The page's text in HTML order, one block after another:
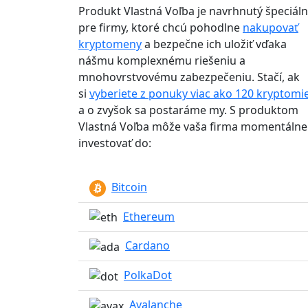
ProduktVlastná Voľba je navrhnutý
pre firmy, ktoré chcú pohodlne nakupovať
kryptomenya bezpečne ich uložiť vďaka
nášmu komplexnému riešeniu a
mnohovrstvovému zabezpečeniu. Stačí, ak
si vyberiete z ponuky viac ako 120
a o zvyšok sa postaráme my. S produktom
Vlastná Voľba môže vaša firma momentálne
investovať do:
Bitcoin
Ethereum
Cardano
PolkaDot
Avalanche